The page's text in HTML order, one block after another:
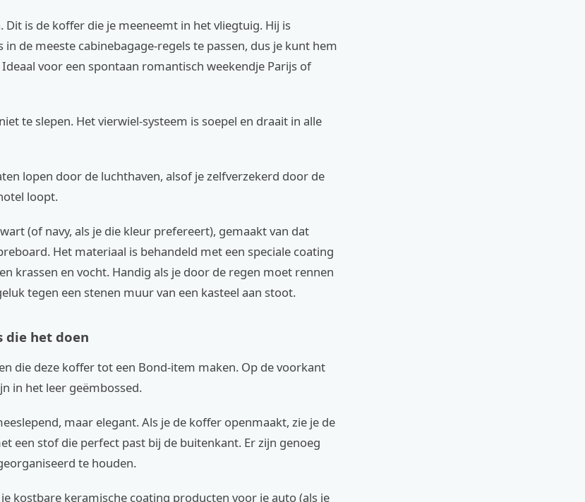
Dit is de koffer die je meeneemt in het vliegtuig. Hij is
de meeste cabinebagage-regels te passen, dus je kunt hem
voor een spontaan romantisch weekendje Parijs of
te slepen. Het vierwiel-systeem is soepel en draait in alle
lopen door de luchthaven, alsof je zelfverzekerd door de
loopt.
(of navy, als je die kleur prefereert), gemaakt van dat
Het materiaal is behandeld met een speciale coating
krassen en vocht. Handig als je door de regen moet rennen
tegen een stenen muur van een kasteel aan stoot.
die het doen
die deze koffer tot een Bond-item maken. Op de voorkant
in het leer geëmbossed.
maar elegant. Als je de koffer openmaakt, zie je de
een stof die perfect past bij de buitenkant. Er zijn genoeg
te houden.
kostbare keramische coating producten voor je auto (als je